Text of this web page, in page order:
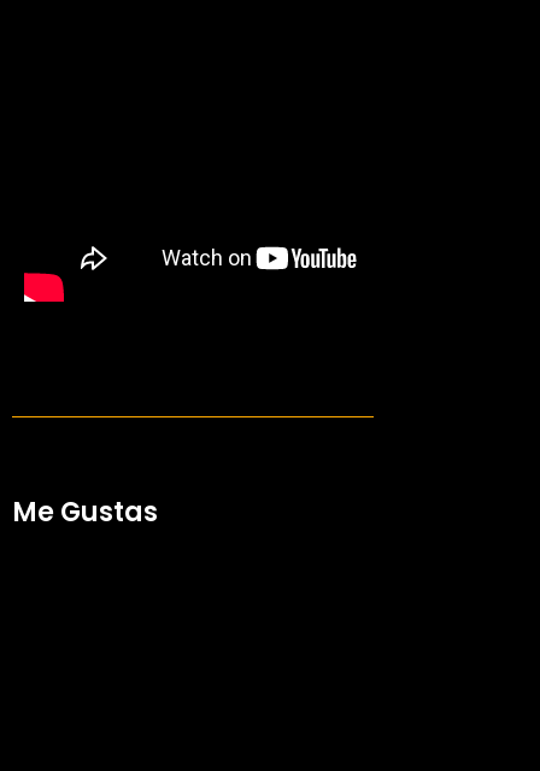
Me Gustas